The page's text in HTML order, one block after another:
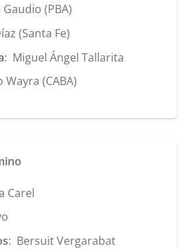
Gaudio (PBA)
(Santa Fe)
: Miguel Ángel Tallarita
(CABA)
Carel
: Bersuit Vergarabat